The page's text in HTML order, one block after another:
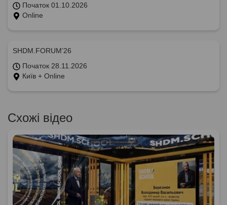
Початок 01.10.2026
Online
SHDM.FORUM’26
Початок 28.11.2026
Київ + Online
Схожі відео